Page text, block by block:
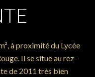
à proximité du Lycée
Il se situe au rez-
de 2011 très bien